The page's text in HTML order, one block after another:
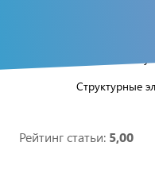
Структурные
Рейтинг статьи: 5,00